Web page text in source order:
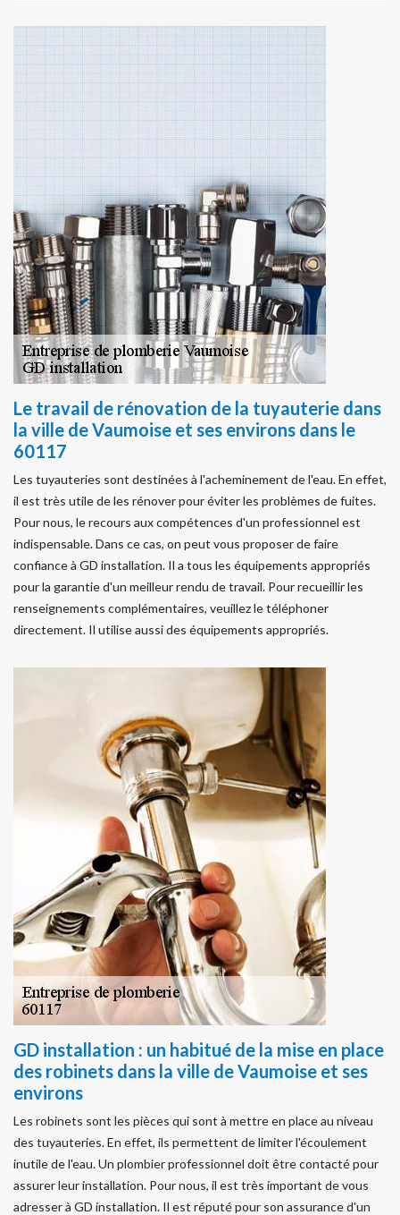
Le travail de rénovation de la tuyauterie dans
la ville de Vaumoise et ses environs dans le
60117
Les tuyauteries sont destinées à l'acheminement de l'eau. En effet,
il est très utile de les rénover pour éviter les problèmes de fuites.
Pour nous, le recours aux compétences d'un professionnel est
indispensable. Dans ce cas, on peut vous proposer de faire
confiance à GD installation. Il a tous les équipements appropriés
pour la garantie d'un meilleur rendu de travail. Pour recueillir les
renseignements complémentaires, veuillez le téléphoner
directement. Il utilise aussi des équipements appropriés.
GD installation : un habitué de la mise en place
des robinets dans la ville de Vaumoise et ses
environs
Les robinets sont les pièces qui sont à mettre en place au niveau
des tuyauteries. En effet, ils permettent de limiter l'écoulement
inutile de l'eau. Un plombier professionnel doit être contacté pour
assurer leur installation. Pour nous, il est très important de vous
adresser à GD installation. Il est réputé pour son assurance d'un